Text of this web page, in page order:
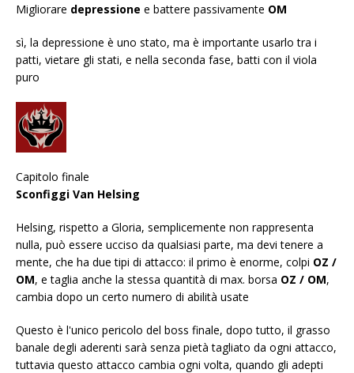
Migliorare depressione e battere passivamente OM
sì, la depressione è uno stato, ma è importante usarlo tra i
patti, vietare gli stati, e nella seconda fase, batti con il viola
puro
Capitolo finale
Sconfiggi Van Helsing
Helsing, rispetto a Gloria, semplicemente non rappresenta
nulla, può essere ucciso da qualsiasi parte, ma devi tenere a
mente, che ha due tipi di attacco: il primo è enorme, colpi OZ /
OM, e taglia anche la stessa quantità di max. borsa OZ / OM,
cambia dopo un certo numero di abilità usate
Questo è l'unico pericolo del boss finale, dopo tutto, il grasso
banale degli aderenti sarà senza pietà tagliato da ogni attacco,
tuttavia questo attacco cambia ogni volta, quando gli adepti